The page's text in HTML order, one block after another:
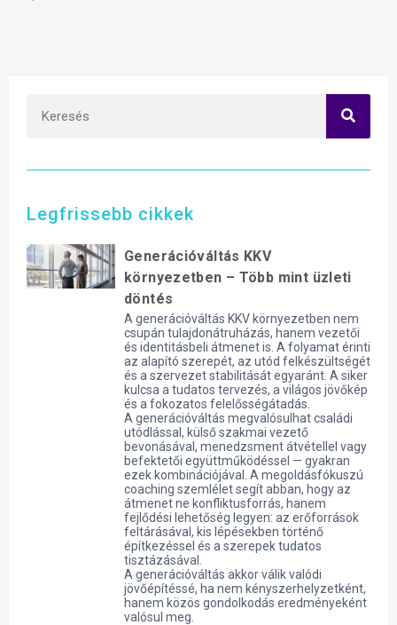
Legfrissebb cikkek
Generációváltás KKV
környezetben – Több mint üzleti
döntés
A generációváltás KKV környezetben nem
csupán tulajdonátruházás, hanem vezetői
és identitásbeli átmenet is. A folyamat érinti
az alapító szerepét, az utód felkészültségét
és a szervezet stabilitását egyaránt. A siker
kulcsa a tudatos tervezés, a világos jövőkép
és a fokozatos felelősségátadás.
A generációváltás megvalósulhat családi
utódlással, külső szakmai vezető
bevonásával, menedzsment átvétellel vagy
befektetői együttműködéssel — gyakran
ezek kombinációjával. A megoldásfókuszú
coaching szemlélet segít abban, hogy az
átmenet ne konfliktusforrás, hanem
fejlődési lehetőség legyen: az erőforrások
feltárásával, kis lépésekben történő
építkezéssel és a szerepek tudatos
tisztázásával.
A generációváltás akkor válik valódi
jövőépítéssé, ha nem kényszerhelyzetként,
hanem közös gondolkodás eredményeként
valósul meg.